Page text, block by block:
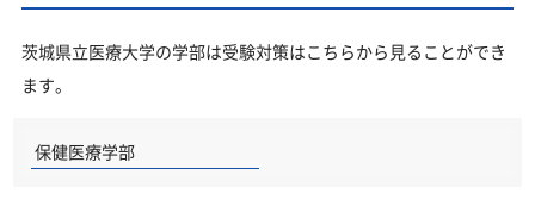
茨城県立医療大学の学部は受験対策はこちらから見ることができ
ます。
保健医療学部